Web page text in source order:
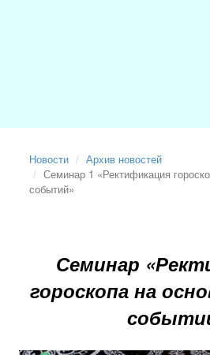
Новости
Архив новостей
Семинар 1 «Ректификация
событий»
Семинар
гороскопа на